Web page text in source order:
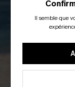
Il semble que